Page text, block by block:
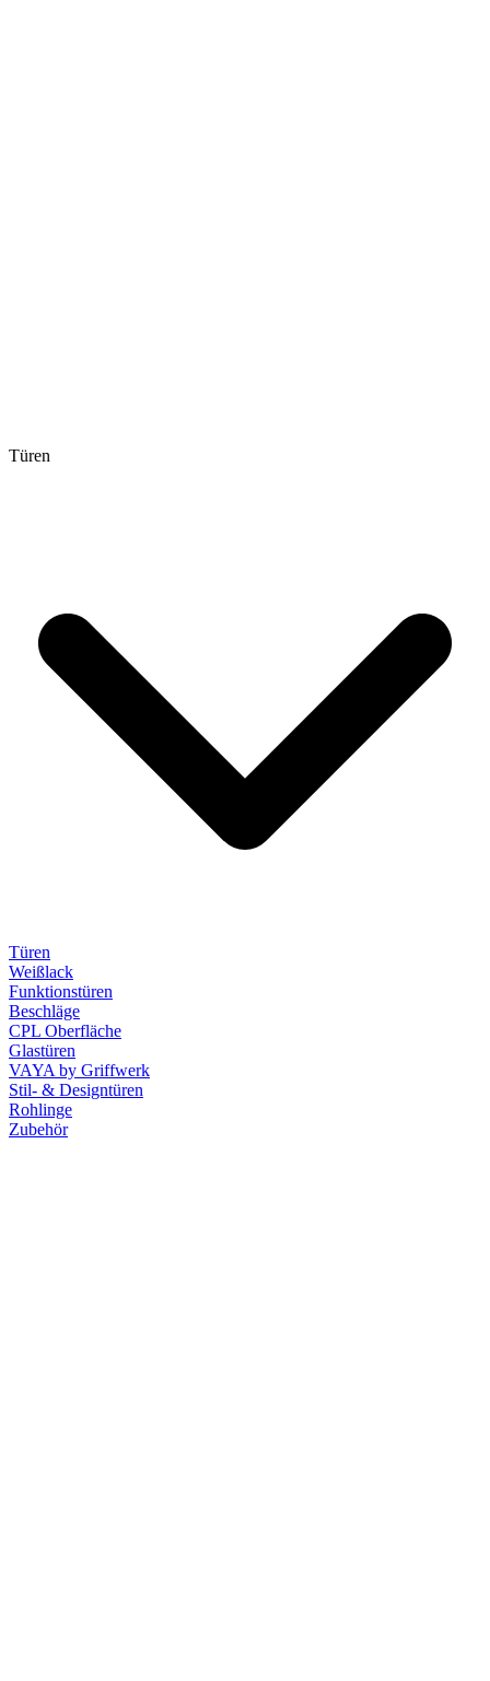
Türen
Türen
Weißlack
Funktionstüren
Beschläge
CPL Oberfläche
Glastüren
VAYA by Griffwerk
Stil- & Designtüren
Rohlinge
Zubehör